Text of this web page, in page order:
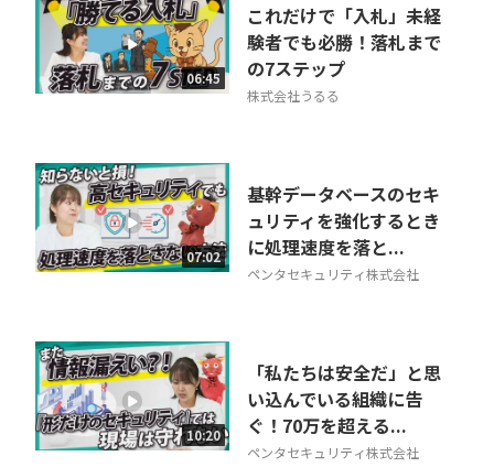
06:45
これだけで「入札」未経
験者でも必勝！落札まで
の7ステップ
株式会社うるる
07:02
基幹データベースのセキ
ュリティを強化するとき
に処理速度を落と...
ペンタセキュリティ株式会社
10:20
「私たちは安全だ」と思
い込んでいる組織に告
ぐ！70万を超える...
ペンタセキュリティ株式会社